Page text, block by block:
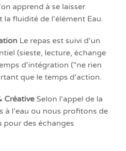
apprend à se laisser
la fluidité de l'élément Eau.
Le repas est suivi d'un
(sieste, lecture, échange
d'intégration ("ne rien
que le temps d'action.
Créative Selon l'appel de la
à l'eau ou nous profitons de
pour des échanges